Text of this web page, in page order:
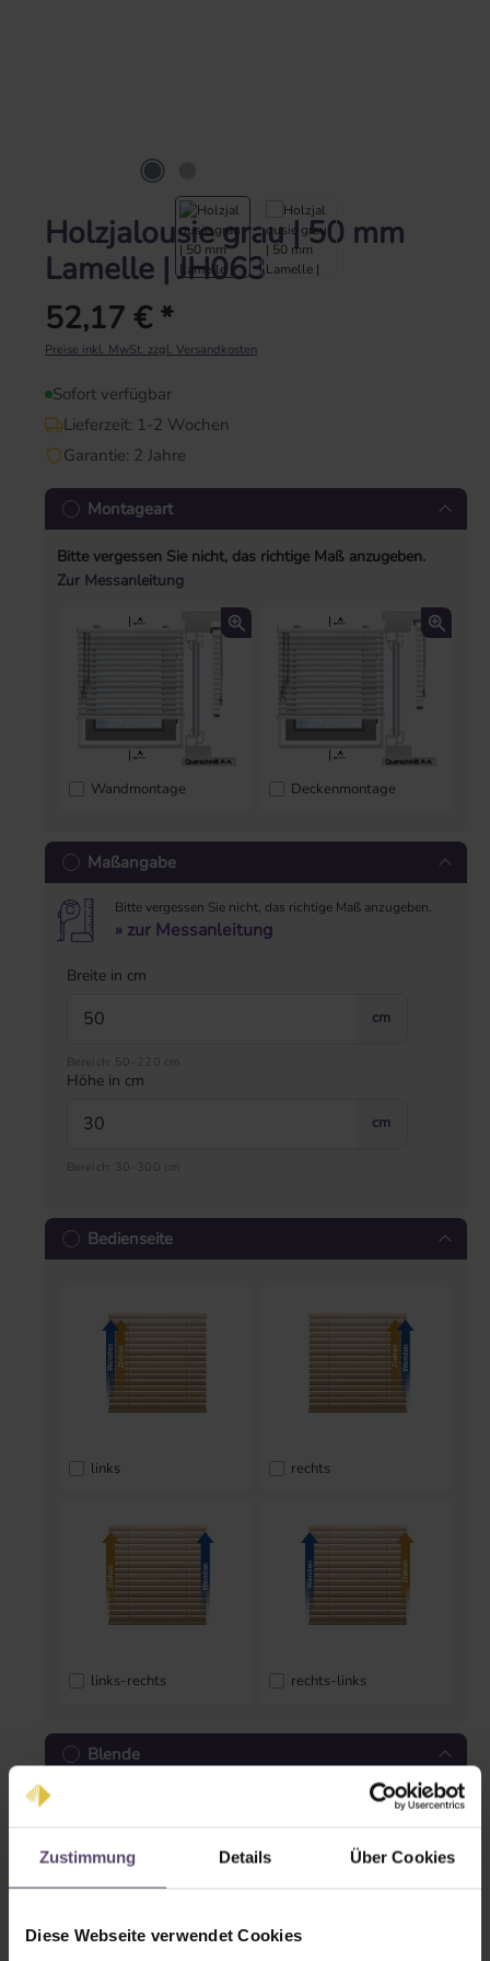
Zustimmung Details Über Cookies
Diese Webseite verwendet Cookies
Holzjalousie grau | 50 mm
Lamelle | JH063
Regulärer Preis:
52,17 € *
Preise inkl. MwSt. zzgl. Versandkosten
Sofort verfügbar
Lieferzeit: 1-2 Wochen
Garantie: 2 Jahre
Montageart
Bitte vergessen Sie nicht, das richtige Maß anzugeben.
Zur Messanleitung
Wandmontage Deckenmontage
Maßangabe
Bitte vergessen Sie nicht, das richtige Maß anzugeben.
» zur Messanleitung
Breite in cm
cm
Bereich: 50–220 cm
Höhe in cm
cm
Bereich: 30–300 cm
Bedienseite
links rechts
links-rechts rechts-links
Blende
Blende gerade Blende geschlossen